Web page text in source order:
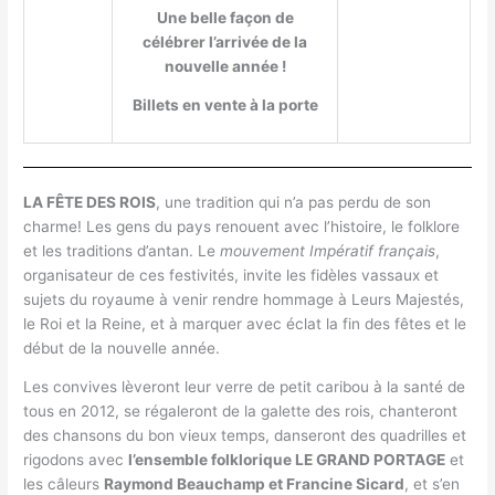
Une belle façon de
célébrer l’arrivée de la
nouvelle année !
Billets en vente à la porte
LA FÊTE DES ROIS, une tradition qui n’a pas perdu de son
charme! Les gens du pays renouent avec l’histoire, le folklore
et les traditions d’antan. Lemouvement Impératif français,
organisateur de ces festivités, invite les fidèles vassaux et
sujets du royaume à venir rendre hommage à Leurs Majestés,
le Roi et la Reine, et à marquer avec éclat la fin des fêtes et le
début de la nouvelle année.
Les convives lèveront leur verre de petit caribou à la santé de
tous en 2012, se régaleront de la galette des rois, chanteront
des chansons du bon vieux temps, danseront des quadrilles et
rigodons avec l’ensemble folklorique LE GRAND PORTAGE et
les câleurs Raymond Beauchamp et Francine Sicard, et s’en